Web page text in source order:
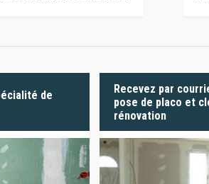
de
Recevez par
pose de placo et
rénovation